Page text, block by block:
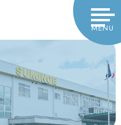
MENU